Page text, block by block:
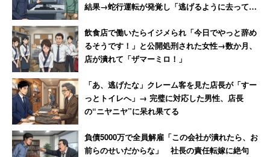
結果→蛇行運転が発覚し「逃げるように去ってい
飲食店で働いたらイジメられ「今日でやっと辞め
るそうです！」と公開処刑された女性→数か月、
店が潰れて「ザマーミロ！」
「あ、逃げたな」クレーム客を見た店長が「すー
っとトイレへ」→ 完璧に対応した男性、店長
の“ニヤニヤ”に呆れ果てる
負債5000万で全員解雇「この会社が潰れたら、お
前らのせいだからな」 社長の責任転嫁に絶句